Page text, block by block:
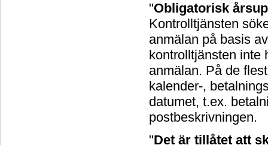
"Obligatorisk
Kontrolltjänsten
anmälan på basis
kontrolltjänsten inte
anmälan. På de
kalender-,
datumet, t.ex.
postbeskrivningen.
"Det är tillåtet att